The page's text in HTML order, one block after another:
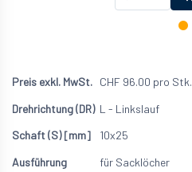
CHF 96.00 pro Stk.
L - Linkslauf
10x25
für Sacklöcher